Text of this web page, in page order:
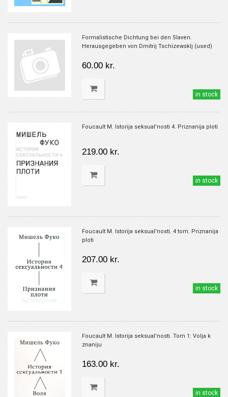
Formalistische Dichtung bei den Slaven.
Herausgegeben von Dmitrij Tschizewsklj (used)
60.00 kr.
in stock
Foucault M. Istorija seksual'nosti 4. Priznanija ploti
219.00 kr.
in stock
Foucault M. Istorija seksual'nosti. 4 tom. Priznanija
ploti
207.00 kr.
in stock
Foucault M. Istorija seksual'nosti. Tom 1: Volja k
znaniju
163.00 kr.
in stock